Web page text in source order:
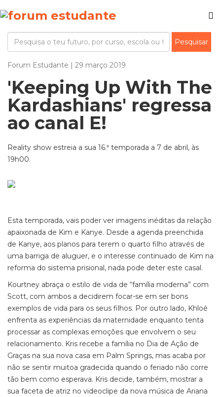
Forum Estudante | 29 março 2019
'Keeping Up With The
Kardashians' regressa
ao canal E!
Reality show estreia a sua 16.ª temporada a 7 de abril, às
19h00.
Esta temporada, vais poder ver imagens inéditas da relação
apaixonada de Kim e Kanye. Desde a agenda preenchida
de Kanye, aos planos para terem o quarto filho através de
uma barriga de aluguer, e o interesse continuado de Kim na
reforma do sistema prisional, nada pode deter este casal.
Kourtney abraça o estilo de vida de “família moderna” com
Scott, com ambos a decidirem focar-se em ser bons
exemplos de vida para os seus filhos. Por outro lado, Khloé
enfrenta as experiências da maternidade enquanto tenta
processar as complexas emoções que envolvem o seu
relacionamento. Kris recebe a família no Dia de Ação de
Graças na sua nova casa em Palm Springs, mas acaba por
não se sentir muitoa gradecida quando o feriado não corre
tão bem como esperava. Kris decide, também, mostrar a
sua faceta de atriz no videoclipe da nova música de Ariana